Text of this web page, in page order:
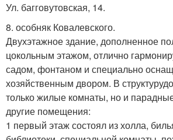
Ул. багговутовская, 14.
8. особняк Ковалевского.
Двухэтажное здание, дополненное
цокольным этажом, отлично
садом, фонтаном и специально
хозяйственным двором. В
только жилые комнаты, но и
другие помещения:
1 первый этаж состоял из холла,